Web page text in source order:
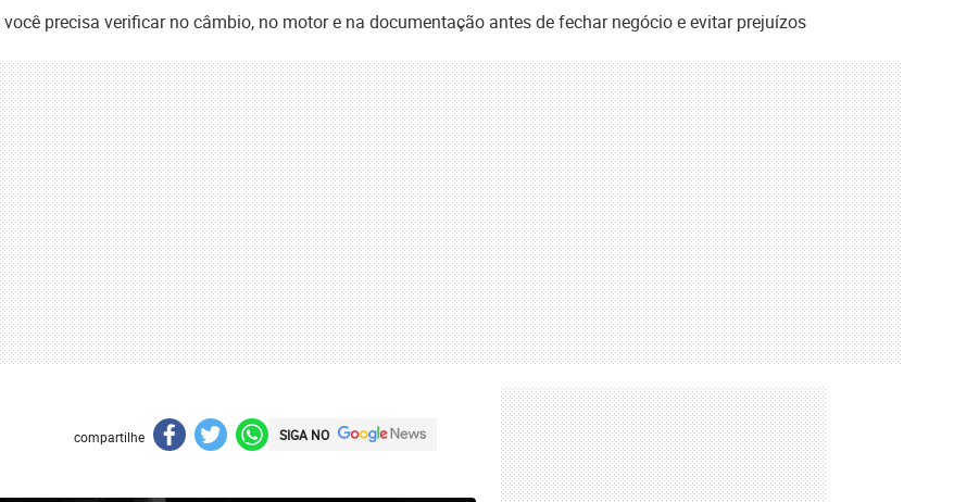
precisa verificar no câmbio, no motor e na documentação antes de fechar negócio e evitar prejuízos
compartilhe SIGA NO